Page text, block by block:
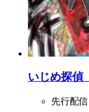
いじめ探偵
先行配信